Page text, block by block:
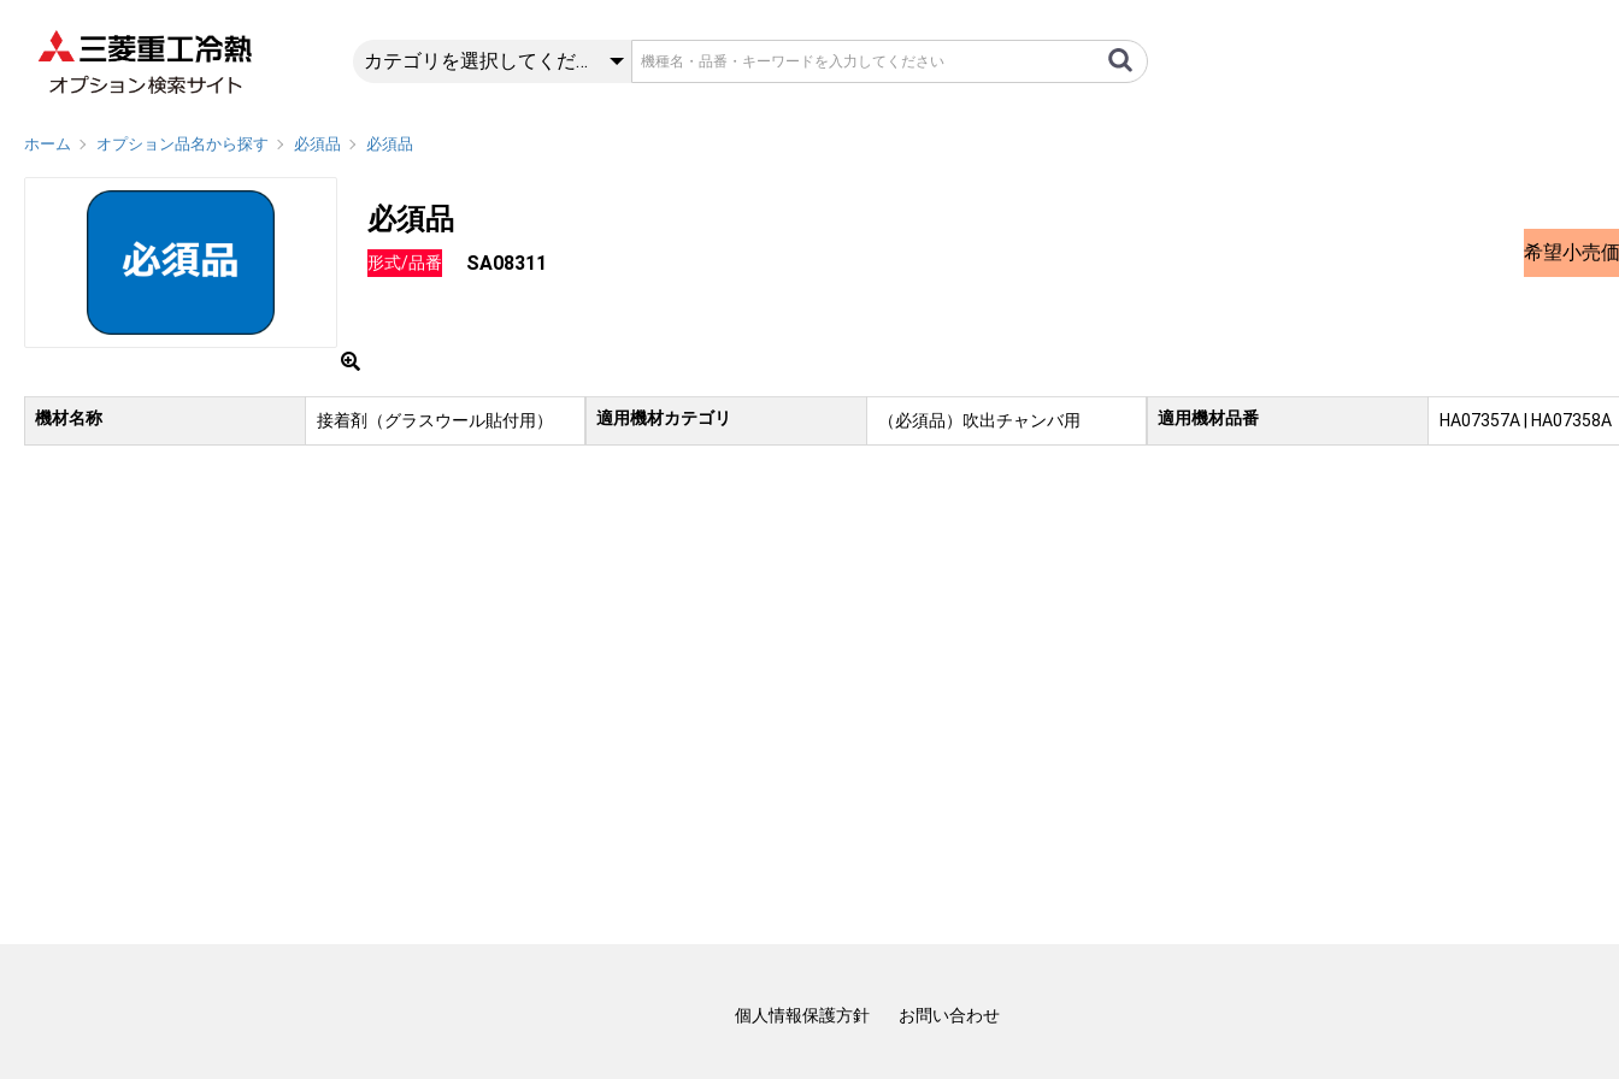
SA08311 | 必須品 | 三菱重工冷熱 オプション検索サイト
カテゴリを選択してください
ホーム オプション品名から探す 必須品 必須品
必須品
形式/品番 SA08311 希望小売
機材名称 接着剤（グラスウール貼付用） 適用機材カテゴリ （必須品）吹出チャンバ用 適用機材品番 HA07357A | HA07358A
個人情報保護方針 お問い合わせ